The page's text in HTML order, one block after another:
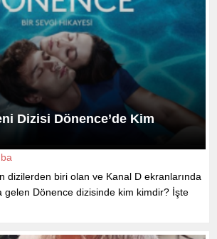
Dizisi Dönence’de Kim
dizilerden biri olan ve Kanal D ekranlarında
gelen Dönence dizisinde kim kimdir? İşte